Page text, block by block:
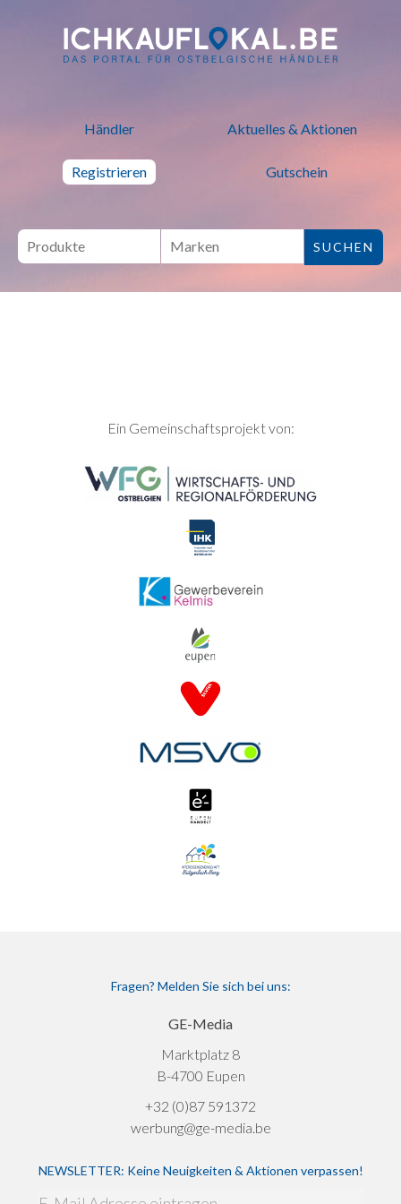
ich kauf lokal - Bei lokalen
Händler Aktuelles & Aktionen
Registrieren Gutschein
SEITENFUSSEin Gemeinschaftsprojekt von:
Fragen? Melden Sie sich bei uns:
GE-Media
Marktplatz 8
B-4700 Eupen
+32 (0)87 591372
werbung@ge-media.be
NEWSLETTER: Keine Neuigkeiten & Aktionen verpassen!